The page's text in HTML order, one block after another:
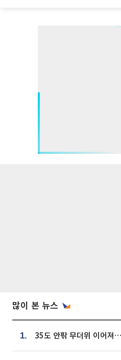
많이 본 뉴스
1.